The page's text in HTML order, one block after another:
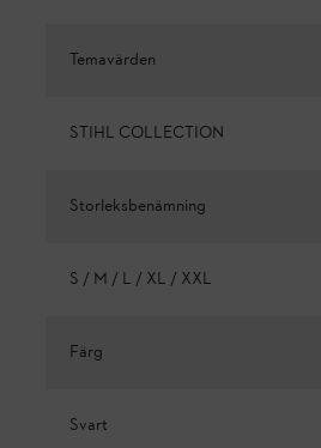
Temavärden
STIHL COLLECTION
Storleksbenämning
S / M / L / XL / XXL
Färg
Svart